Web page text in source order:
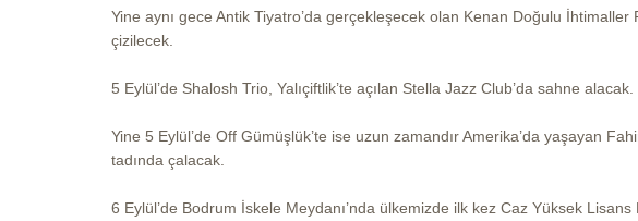
Yine aynı gece Antik Tiyatro’da gerçekleşecek olan Kenan Doğulu İhtimaller
çizilecek.
5 Eylül’de Shalosh Trio, Yalıçiftlik’te açılan Stella Jazz Club’da sahne alacak.
Yine 5 Eylül’de Off Gümüşlük’te ise uzun zamandır Amerika’da yaşayan
tadında çalacak.
6 Eylül’de Bodrum İskele Meydanı’nda ülkemizde ilk kez Caz Yüksek